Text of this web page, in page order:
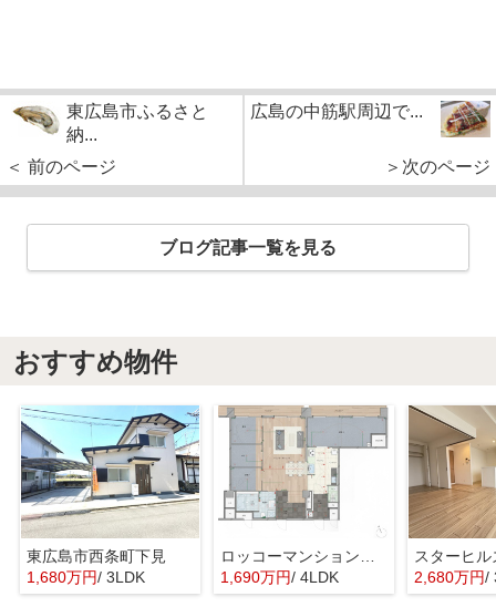
東広島市ふるさと
納...
＜ 前のページ
広島の中筋駅周辺で...
＞次のページ
ブログ記事一覧を見る
おすすめ物件
東広島市西条町下見
1,680万円/ 3LDK
1,690万円/ 4LDK
スターヒ
2,680万円/